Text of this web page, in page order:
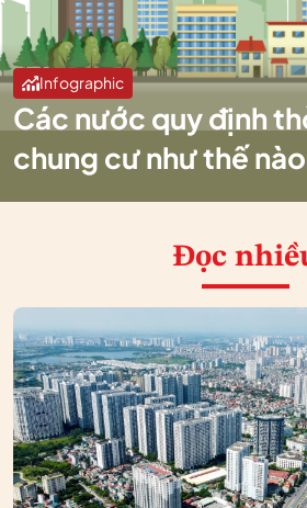
Infographic
Các nước quy định
chung cư như thế
Đọc